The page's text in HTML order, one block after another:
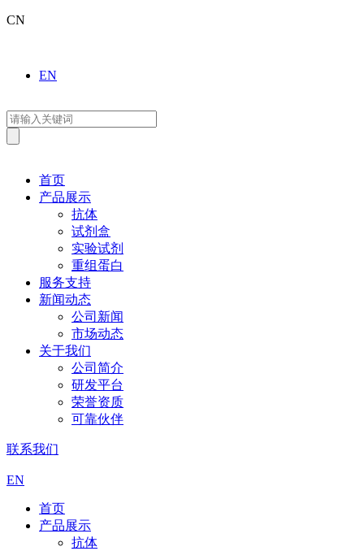
CN
EN
首页
产品展示
抗体
试剂盒
实验试剂
重组蛋白
服务支持
新闻动态
公司新闻
市场动态
关于我们
公司简介
研发平台
荣誉资质
可靠伙伴
联系我们
EN
首页
产品展示
抗体